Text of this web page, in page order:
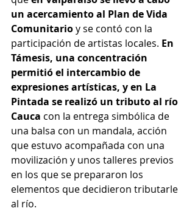
un acercamiento al Plan de Vida
Comunitario y se contó con la
participación de artistas locales. En
Támesis, una concentración
permitió el intercambio de
expresiones artísticas, y en La
Pintada se realizó un tributo al río
Cauca con la entrega simbólica de
una balsa con un mandala, acción
que estuvo acompañada con una
movilización y unos talleres previos
en los que se prepararon los
elementos que decidieron tributarle
al río.